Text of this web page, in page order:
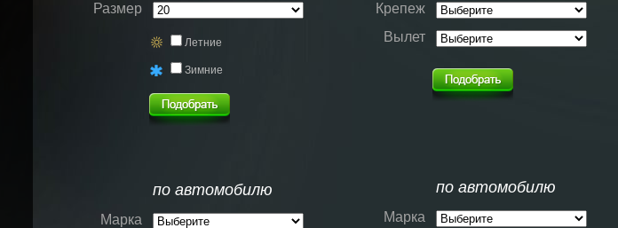
Размер
Летние
Зимние
по автомобилю
Марка
Крепеж
Вылет
по автомобилю
Марка